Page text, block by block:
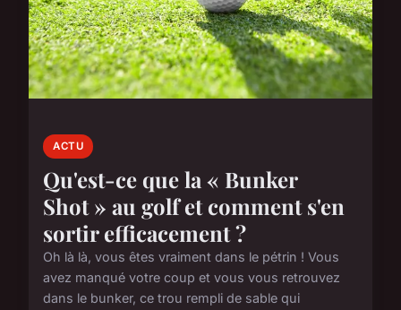
ACTU
Qu'est-ce que la « Bunker
Shot » au golf et comment s'en
sortir efficacement ?
Oh là là, vous êtes vraiment dans le pétrin ! Vous
avez manqué votre coup et vous vous retrouvez
dans le bunker, ce trou rempli de sable qui